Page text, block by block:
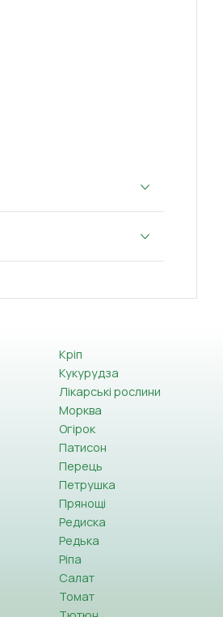
Кріп
Кукурудза
Лікарські рослини
Морква
Огірок
Патисон
Перець
Петрушка
Прянощі
Редиска
Редька
Ріпа
Салат
Томат